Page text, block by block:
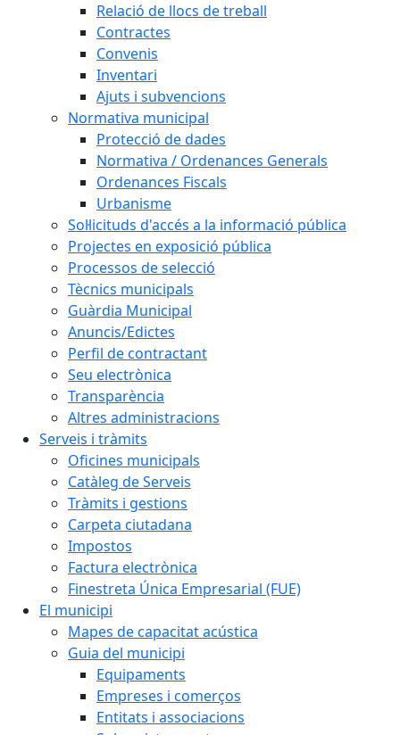
Relació de llocs de treball
Contractes
Convenis
Inventari
Ajuts i subvencions
Normativa municipal
Protecció de dades
Normativa / Ordenances Generals
Ordenances Fiscals
Urbanisme
Sol·licituds d'accés a la informació pública
Projectes en exposició pública
Processos de selecció
Tècnics municipals
Guàrdia Municipal
Anuncis/Edictes
Perfil de contractant
Seu electrònica
Transparència
Altres administracions
Serveis i tràmits
Oficines municipals
Catàleg de Serveis
Tràmits i gestions
Carpeta ciutadana
Impostos
Factura electrònica
Finestreta Única Empresarial (FUE)
El municipi
Mapes de capacitat acústica
Guia del municipi
Equipaments
Empreses i comerços
Entitats i associacions